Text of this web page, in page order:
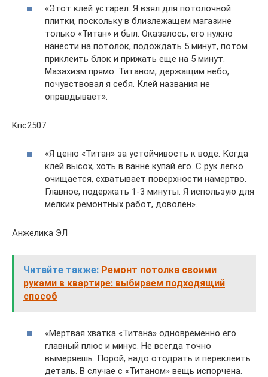
«Этот клей устарел. Я взял для потолочной
плитки, поскольку в близлежащем магазине
только «Титан» и был. Оказалось, его нужно
нанести на потолок, подождать 5 минут, потом
приклеить блок и прижать еще на 5 минут.
Мазахизм прямо. Титаном, держащим небо,
почувствовал я себя. Клей названия не
оправдывает».
Kric2507
«Я ценю «Титан» за устойчивость к воде. Когда
клей высох, хоть в ванне купай его. С рук легко
очищается, схватывает поверхности намертво.
Главное, подержать 1-3 минуты. Я использую для
мелких ремонтных работ, доволен».
Анжелика ЭЛ
Читайте также: Ремонт потолка своими
руками в квартире: выбираем подходящий
способ
«Мертвая хватка «Титана» одновременно его
главный плюс и минус. Не всегда точно
вымеряешь. Порой, надо отодрать и переклеить
деталь. В случае с «Титаном» вещь испорчена.